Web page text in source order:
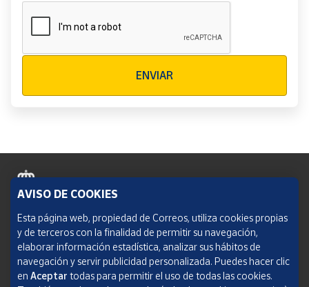
ENVIAR
Política de cookies
Aviso legal
Condiciones del servicio
AVISO DE COOKIES
Esta página web, propiedad de Correos, utiliza cookies propias
y de terceros con la finalidad de permitir su navegación,
elaborar información estadística, analizar sus hábitos de
navegación y servir publicidad personalizada. Puedes hacer clic
en Aceptar todas para permitir el uso de todas las cookies.